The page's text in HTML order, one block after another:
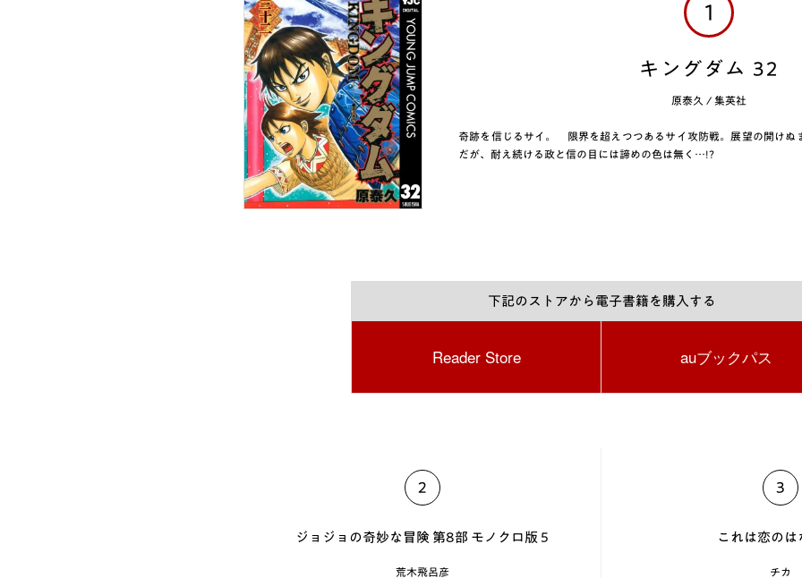
1
キングダム 32
原泰久 / 集英社
奇跡を信じるサイ。 限界を超えつつあるサイ攻防戦。展望の開けぬ
だが、耐え続ける政と信の目には諦めの色は無く…!?
下記のストアから電子書籍を購入する
Reader Store auブックパス
2
ジョジョの奇妙な冒険 第8部 モノクロ版 5
荒木飛呂彦
3
これは恋のは
チカ